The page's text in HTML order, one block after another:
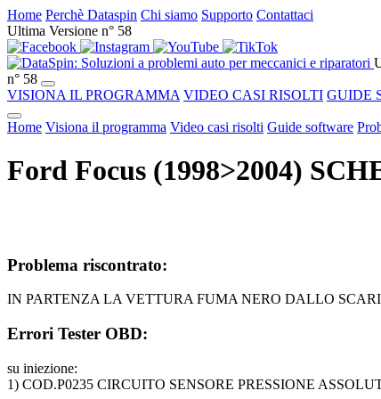
Home Perchè Dataspin Chi siamo Supporto Contattaci
Ultima Versione n° 58
n° 58
VISIONA IL PROGRAMMA VIDEO CASI RISOLTI GUIDE
Home Visiona il programma Video casi risolti Guide software
Ford Focus (1998>2004)
Problema riscontrato:
IN PARTENZA LA VETTURA FUMA NERO DALLO
Errori Tester OBD:
su iniezione:
1) COD.P0235 CIRCUITO SENSORE PRESSIONE